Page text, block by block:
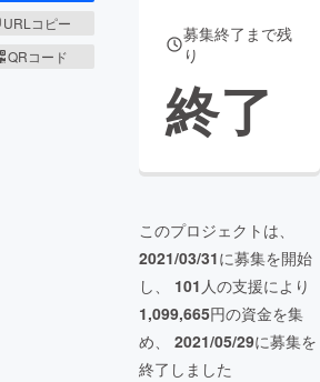
URLコピー
QRコード
募集終了まで残
り
終了
このプロジェクトは、
2021/03/31に募集を開始
し、 101 人の支援により
1,099,665円の資金を集
め、 2021/05/29に募集を
終了しました